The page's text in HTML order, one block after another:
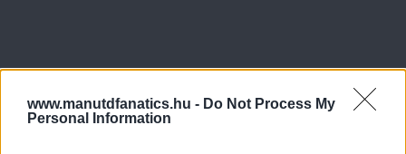
www.manutdfanatics.hu - Do Not Process My
Personal Information